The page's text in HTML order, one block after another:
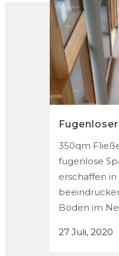
350qm
fugenlose
erschaffen
Böden im
27 Juli, 2020